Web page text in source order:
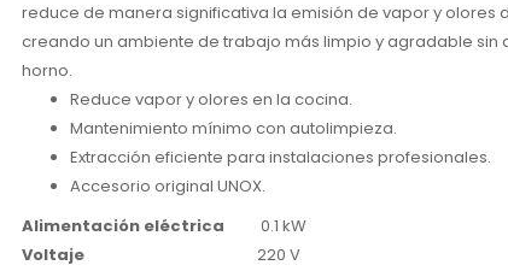
reduce de manera significativa la emisión de vapor y olores
creando un ambiente de trabajo más limpio y agradable sin
horno.
Reduce vapor y olores en la cocina.
Mantenimiento mínimo con autolimpieza.
Extracción eficiente para instalaciones profesionales.
Accesorio original UNOX.
Alimentación eléctrica
0.1 kW
Voltaje
220 V